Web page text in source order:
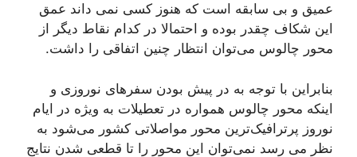
عمیق و بی سابقه است که هنوز کسی نمی داند عمق
این شکاف چقدر بوده و احتمالا در کدام نقاط دیگر از
محور چالوس می‌توان انتظار چنین اتفاقی را داشت.
بنابراین با توجه به در پیش بودن سفرهای نوروزی و
اینکه محور چالوس همواره در تعطیلات به ویژه در ایام
نوروز پرترافیک‌ترین محور مواصلاتی کشور می‌شود به
نظر می رسد نمی‌توان این محور را تا قطعی شدن نتایج